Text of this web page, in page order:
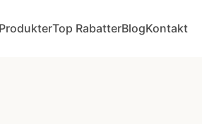
ProdukterTop RabatterBlogKontakt